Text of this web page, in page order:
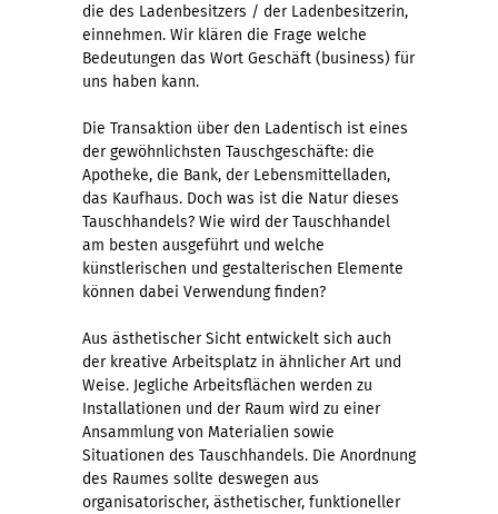
die des Ladenbesitzers / der Ladenbesitzerin,
einnehmen. Wir klären die Frage welche
Bedeutungen das Wort Geschäft (business) für
uns haben kann.
Die Transaktion über den Ladentisch ist eines
der gewöhnlichsten Tauschgeschäfte: die
Apotheke, die Bank, der Lebensmittelladen,
das Kaufhaus. Doch was ist die Natur dieses
Tauschhandels? Wie wird der Tauschhandel
am besten ausgeführt und welche
künstlerischen und gestalterischen Elemente
können dabei Verwendung finden?
Aus ästhetischer Sicht entwickelt sich auch
der kreative Arbeitsplatz in ähnlicher Art und
Weise. Jegliche Arbeitsflächen werden zu
Installationen und der Raum wird zu einer
Ansammlung von Materialien sowie
Situationen des Tauschhandels. Die Anordnung
des Raumes sollte deswegen aus
organisatorischer, ästhetischer, funktioneller